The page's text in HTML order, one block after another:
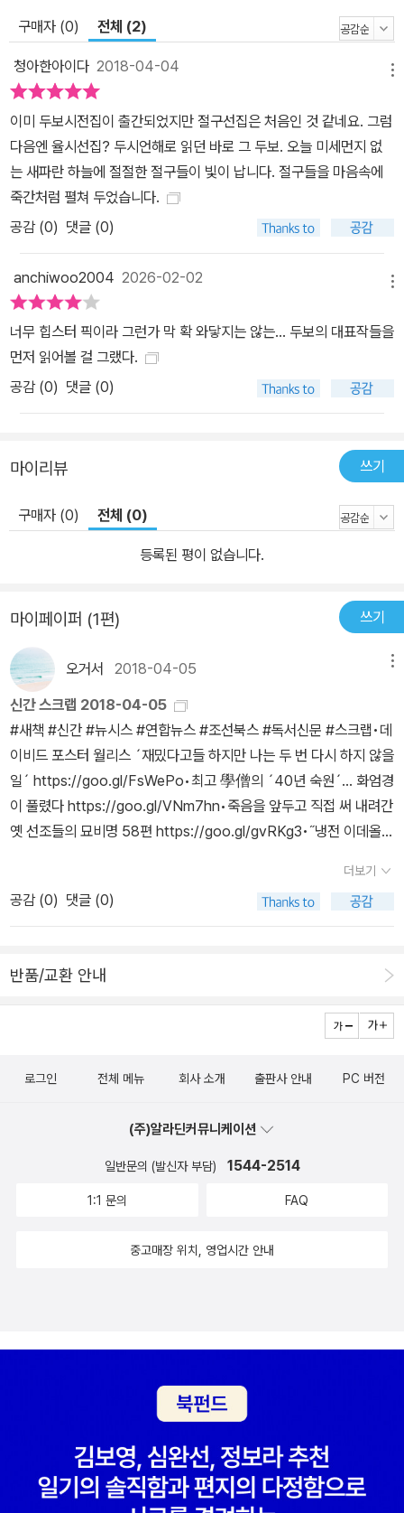
거쳐 악양(岳陽)에 이르렀다. 이후 그의 생활은 주로 선상에서 이루
州) 사이를 전전하다 뱃길에서 사망했다. 시인 두보가 품었던 뜻은
시종일관 정치를 바르게 펼쳐 백성을 구원하는 데 있었으나 운명은
그에게 기회를 주지 않았고, 전란의 틈바구니에서 그의 삶은 자기 한
몸도 돌보기 힘들 만큼 곤란해지는 때가 많았다. 시인으로 이름을 남
기는 것이 그의 꿈은 아니었으나, 역설적으로 상황이 열악해질수록
그는 더욱더 시인의 눈으로 피폐한 사람과 영락한 사물을 따뜻하게
돌아보고, 보다 많은 사람이 행복해지는 방법에 대해 진지하게 고민
하고 열정적으로 시를 썼다. 사후에 그에게 붙은 ‘시성(詩聖)’이나
‘시사(詩史)’라는 칭호는 그의 고단하고 정직했던 삶에 대한 애도 어
린 칭송이 아닐까 한다.
는 짧은 시보다 긴 율시나 고시에 뛰어나며, 그의 절구는 당시의 일반
적인 절구와 시풍이 다르다. 절구는 4구의 짧은 시형이기에 전아한
시어로 함축성과 여운을 추구하며, 이러한 작품이 널리 애송되었다.
그러나 두보의 절구는 강한 문체에 의론(議論)이 잦으며, 연작시가
대다수이고 대구를 즐겨 사용해 마치 율시나 배율(排律)의 중간 부
분을 끊어둔 듯한 인상을 주는 작품도 많다. 그래서 독창적이지만 변
격으로 치부되며 그다지 좋은 평가를 받지 못한 것이다. 진연(陳衍)
은 『석유실시화(石遺室詩話)』에서 두보의 절구 중 높이 평가받는
“「화경에 주다」 「강남에서 이구년을 만나다」와 같은 작품들이 두보에
결국 무심코 시류를 따라 지은 작품은 널리 노래로 불리며 흥행에 성
공했지만, 자기 나름의 개성을 살린 작품은 모두 흥행에 실패한 것이
즘의 대중가요 가사에 가깝다. 대중가요는 보편적인 정서를 절제 있
고 아름답게 노래해야 널리 호응을 얻을 수 있다. 그래서 절구는 많은
사람이 공감할 수 있는 주제인 그리움과 이별의 정을 노래하거나 아
름다운 자연 속에서의 한적한 경지를 읊는 경우가 많았다. 반면 두보
정을 거침없이 표현했다. 이런 면에서 두보의 절구는 낯설게 느껴지
로 이해하지 못했거나 짧은 시를 지을 줄 몰랐던 것인가? 두보의 절
구는 표현이 직설적이고 시어도 거침이 없기에 당시의 독자들도 의아
전아한 표현을 사용해야 좋다는 절구 창작의 관념을 깼다. 그러나 이
러한 실패의 이면에는 자신만의 개성과 새로움을 추구하는 두보의 시
정신이 깔려 있다. 두보가 당시에 쉽게 호응을 얻을 절구 창작의 풍격
과 창작법을 몰랐다고 보기는 어렵다. 다만 “말[語]이 사람을 놀라게
하지 않으면 죽어도 쉬지 않겠다”라는 창작 정신을 가진 두보에게 자
신만의 새로움이 없는 시 창작은 내키지 않았을 것이다. 두보의 절구
가 그의 율시와 고시만큼 성공을 거두지 못했음은 분명하지만, 차라
리 실패할지언정 시류에 영합하지 않고 자신의 길을 추구한 것은 진
정 대시인의 면모라 할 것이다. 그리고 두보의 절구가 시도한 이러한
새로움은 후대의 절구 창작을 보다 자유롭고 다양하게 하는 데 많은
두보의 다른 시체의 시와 마찬가지로 그의 절구에 담긴 창신성이 뒤
늦게나마 인정받은 것으로 볼 수 있다. 두보의 삶의 방식이자 존재의
이유 시(詩) 두보는 일찍부터 시인, 유학자로서의 자부심을 가지고
을 펼칠 기회를 얻지 못했다. 오랜 노력 끝에 벼슬을 얻었으나 안녹산
유였다. 두보는 절구로 자신의 감정과 풍류를 표현했을 뿐만 아니라,
놓고 부치지 않아 그저 조금 꾸짖다」나 「소실 현령에게 복숭아 묘목을
가 크지만, 일반적인 독자에게는 그다지 의미가 없을 것이다. 하지만
이처럼 일상적인 편지를 시로 대신하며, 절구를 일상생활과 밀착되게
작 경향이다. 또한 시국을 걱정하고 백성들의 고통을 읊으며 현실을
백성들을 위무해야 할 군관들의 횡포를 탄식한다. 『근심을 풀다』 『다
구의 형태로 자신이 세상에 전하고 싶은 뜻을 표현했다. 또한 두보의
문단을 풍자하며 자신의 시론(詩論)을 전개한 것인데 중국 최초의
‘논시절구(論詩絶句)’로 후대에 큰 영향을 미쳤다. 두보는 기쁨이건
근심이건 다 시로 풀며 나아가 시를 통해 자신의 성령(性靈)을 도야
구매자 (0) 전체 (2)
청아한아이다 2018-04-04
이미 두보시전집이 출간되었지만 절구선집은 처음인 것 같네요. 그럼
다음엔 율시선집? 두시언해로 읽던 바로 그 두보. 오늘 미세먼지 없
는 새파란 하늘에 절절한 절구들이 빛이 납니다. 절구들을 마음속에
죽간처럼 펼쳐 두었습니다.
공감 (0) 댓글 (0)
anchiwoo2004 2026-02-02
너무 힙스터 픽이라 그런가 막 확 와닿지는 않는... 두보의 대표작들을
먼저 읽어볼 걸 그랬다.
공감 (0) 댓글 (0)
마이리뷰 쓰기
구매자 (0) 전체 (0)
등록된 평이 없습니다.
마이페이퍼 (1편) 쓰기
오거서 2018-04-05
신간 스크랩 2018-04-05
#새책 #신간 #뉴시스 #연합뉴스 #조선북스 #독서신문 #스크랩‪•데
이비드 포스터 월리스 ´재밌다고들 하지만 나는 두 번 다시 하지 않을
일´ https://goo.gl/FsWePo•최고 學僧의 ´40년 숙원´… 화엄경
이 풀렸다 https://goo.gl/VNm7hn•‪죽음을 앞두고 직접 써 내려간
옛 선조들의 묘비명 58편 https://goo.gl/gvRKg3•˝냉전 이데올로
아사로 가는 길』 https://goo.gl/YTqaR2•‘내부자‘가 말하는 블랙
리스트…그때 우리는 무엇을 했나 『블랙리스트가 있었다』 https://g
oo.gl/k59HFt•[신간] 사랑 항목을 참조하라 · 빌리 배스게이트 · 재
두보 오칠언절구 https://goo.gl/cF22Xc.
더보기
공감 (0) 댓글 (0)
반품/교환 안내
로그인 전체 메뉴 회사 소개 출판사 안내 PC 버전
(주)알라딘커뮤니케이션
일반문의 (발신자 부담) 1544-2514
1:1 문의 FAQ
중고매장 위치, 영업시간 안내